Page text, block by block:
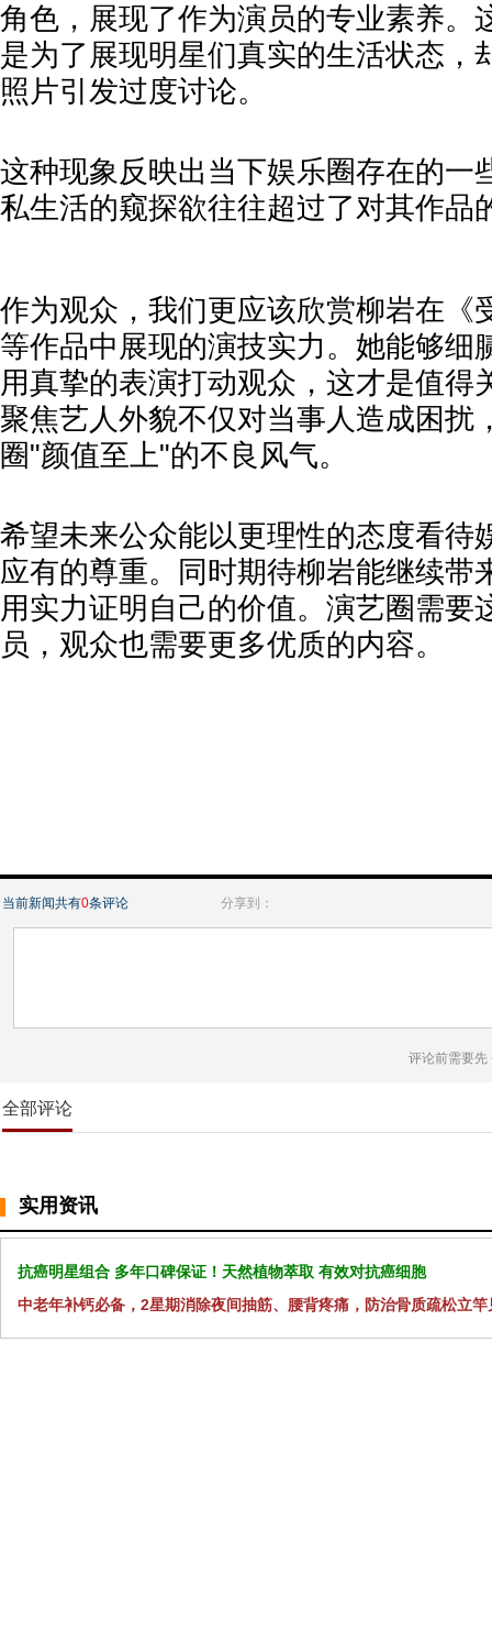
角色，展现了作为演员的专业素养。
是为了展现明星们真实的生活状态，
照片引发过度讨论。
这种现象反映出当下娱乐圈存在的一
私生活的窥探欲往往超过了对其作品
作为观众，我们更应该欣赏柳岩在《
等作品中展现的演技实力。她能够细
用真挚的表演打动观众，这才是值得
聚焦艺人外貌不仅对当事人造成困扰
圈"颜值至上"的不良风气。
希望未来公众能以更理性的态度看待
应有的尊重。同时期待柳岩能继续带
用实力证明自己的价值。演艺圈需要
员，观众也需要更多优质的内容。
当前新闻共有0条评论 分享到：
评论前需要先
全部评论
实用资讯
抗癌明星组合 多年口碑保证！天然植物萃取 有效对抗癌细胞
中老年补钙必备，2星期消除夜间抽筋、腰背疼痛，防治骨质疏松立竿